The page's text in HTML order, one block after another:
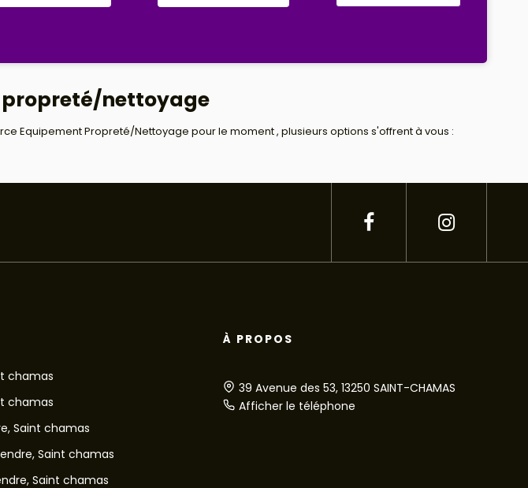
propreté/nettoyage
Equipement Propreté/Nettoyage pour le moment , plusieurs options s'offrent à vous :
chamas
chamas
Saint chamas
Saint chamas
Saint chamas
À PROPOS
39 Avenue des 53, 13250 SAINT-CHAMAS
Afficher le téléphone